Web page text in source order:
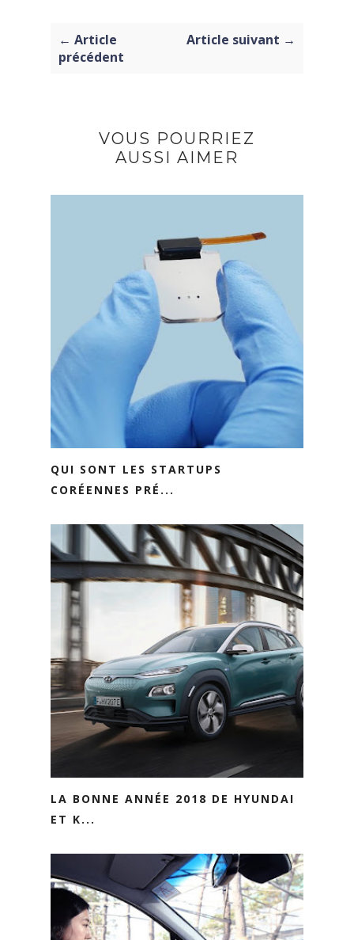
← Article
précédent
Article suivant →
VOUS POURRIEZ
AUSSI AIMER
QUI SONT LES STARTUPS
CORÉENNES PRÉ...
LA BONNE ANNÉE 2018 DE HYUNDAI
ET K...